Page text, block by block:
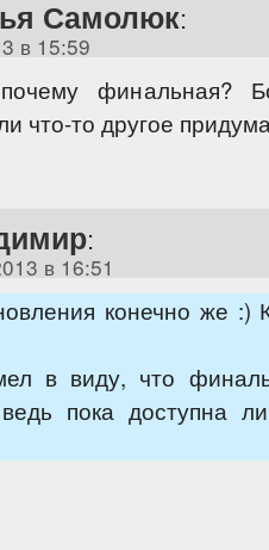
Самолюк:
в 15:59
финальная?
что-то другое
:
в 16:51
конечно же :)
в виду, что
пока доступна